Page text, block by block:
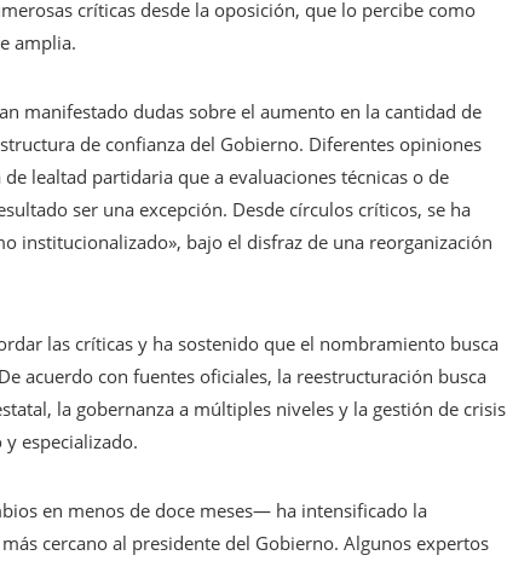
críticas desde la oposición, que lo percibe como
amplia.
manifestado dudas sobre el aumento en la cantidad de
de confianza del Gobierno. Diferentes opiniones
lealtad partidaria que a evaluaciones técnicas o de
ser una excepción. Desde círculos críticos, se ha
institucionalizado», bajo el disfraz de una reorganización
las críticas y ha sostenido que el nombramiento busca
acuerdo con fuentes oficiales, la reestructuración busca
la gobernanza a múltiples niveles y la gestión de crisis
especializado.
en menos de doce meses— ha intensificado la
cercano al presidente del Gobierno. Algunos expertos